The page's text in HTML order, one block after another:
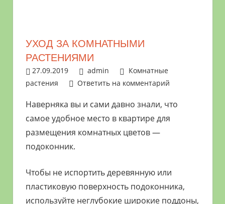
Поможем
обустройстве
дачного
участка
выращивании
богатого
урожая.
УХОД ЗА КОМНАТНЫМИ
РАСТЕНИЯМИ
27.09.2019 admin
Комнатные
растения
Ответить на комментарий
Наверняка вы и сами давно знали, что
самое удобное место в квартире для
размещения комнатных цветов —
подоконник.
Чтобы не испортить деревянную или
пластиковую поверхность подоконника,
используйте неглубокие широкие поддоны,